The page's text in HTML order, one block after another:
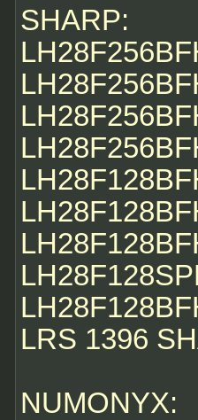
SHARP:
LRS 1396
NUMONYX: